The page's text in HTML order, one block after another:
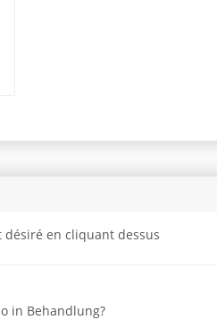
en cliquant dessus
in Behandlung?